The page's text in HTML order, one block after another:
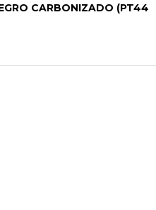
CARBONIZADO (PT44